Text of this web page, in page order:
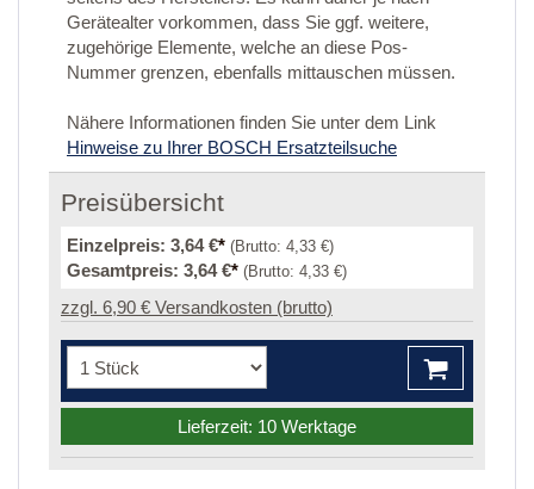
Gerätealter vorkommen, dass Sie ggf. weitere,
zugehörige Elemente, welche an diese Pos-
Nummer grenzen, ebenfalls mittauschen müssen.
Nähere Informationen finden Sie unter dem Link
Hinweise zu Ihrer BOSCH Ersatzteilsuche
Preisübersicht
Einzelpreis: 3,64 €* (Brutto: 4,33 €)
Gesamtpreis: 3,64 €* (Brutto: 4,33 €)
zzgl. 6,90 € Versandkosten (brutto)
Lieferzeit: 10 Werktage